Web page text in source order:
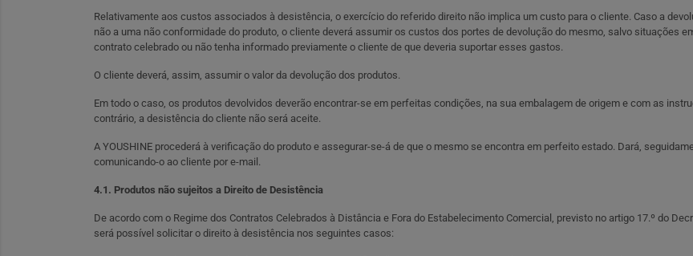
Relativamente aos custos associados à desistência, o exercício do referido direito não implica um custo para o cliente. Caso a
não a uma não conformidade do produto, o cliente deverá assumir os custos dos portes de devolução do mesmo, salvo situações
contrato celebrado ou não tenha informado previamente o cliente de que deveria suportar esses gastos.
O cliente deverá, assim, assumir o valor da devolução dos produtos.
Em todo o caso, os produtos devolvidos deverão encontrar-se em perfeitas condições, na sua embalagem de origem e com as
contrário, a desistência do cliente não será aceite.
A YOUSHINE procederá à verificação do produto e assegurar-se-á de que o mesmo se encontra em perfeito estado. Dará,
comunicando-o ao cliente por e-mail.
4.1. Produtos não sujeitos a Direito de Desistência
De acordo com o Regime dos Contratos Celebrados à Distância e Fora do Estabelecimento Comercial, previsto no artigo 17.º do
será possível solicitar o direito à desistência nos seguintes casos: